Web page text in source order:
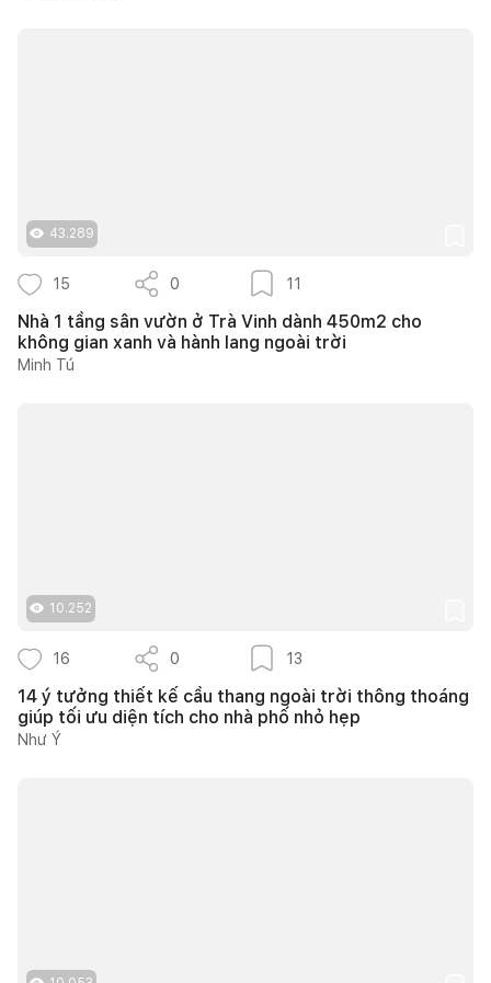
43.289
15 0 11
Nhà 1 tầng sân vườn ở Trà Vinh dành 450m2 cho
không gian xanh và hành lang ngoài trời
Minh Tú
10.252
16 0 13
14 ý tưởng thiết kế cầu thang ngoài trời thông thoáng
giúp tối ưu diện tích cho nhà phố nhỏ hẹp
Như Ý